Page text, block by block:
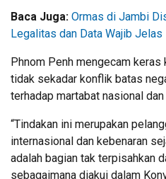
Baca Juga: Ormas di Jambi
Legalitas dan Data Wajib Jelas
Phnom Penh mengecam
tidak sekadar konflik batas
terhadap martabat nasional
“Tindakan ini merupakan
internasional dan kebenaran
adalah bagian tak terpisahkan
sebagaimana diakui dalam